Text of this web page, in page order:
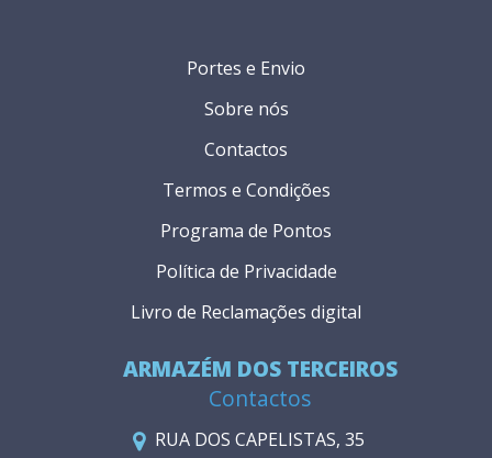
ARMAZÉM DOS TERCEIROS
Contactos
RUA DOS CAPELISTAS, 35
Portes e Envio
Sobre nós
Contactos
Termos e Condições
Programa de Pontos
Política de Privacidade
Livro de Reclamações digital